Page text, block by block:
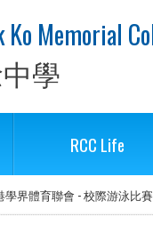
Ko Memorial
學
RCC Life
學界體育聯會 - 校際游泳比